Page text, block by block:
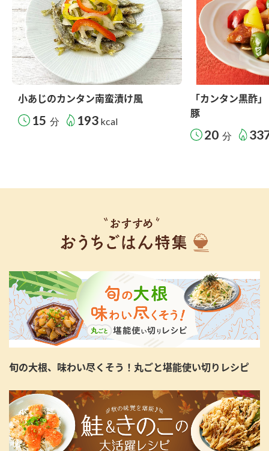
小あじのカンタン南蛮漬け風
15 分 193 kcal
「カンタン黒酢
豚
20 分
旬の大根、味わい尽くそう！丸ごと堪能使い切りレシピ